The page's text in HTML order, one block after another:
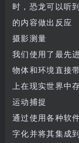
时，恐龙可以听
的内容做出反应
摄影测量
我们使用了最先
物体和环境直接
上在现实世界中
运动捕捉
通过使用各种软
字化并将其集成